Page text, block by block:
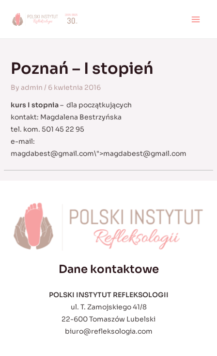
Poznań – I stopień
By admin / 6 kwietnia 2016
kurs I stopnia– dla początkujących
kontakt: Magdalena Bestrzyńska
tel. kom. 501 45 22 95
e-mail:
magdabest@gmail.com\">magdabest@gmail.com
Dane kontaktowe
POLSKI INSTYTUT REFLEKSOLOGII
ul. T. Zamojskiego 41/8
22-600 Tomaszów Lubelski
biuro@refleksologia.com